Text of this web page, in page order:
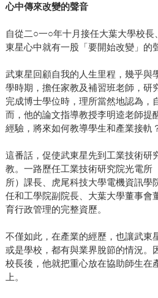
心中傳來改變的聲音
自從二○一○年十月接任大葉大學校
東星心中就有一股「要開始改變」的
武東星回顧自我的人生里程，幾乎與
學時期，擔任家教及補習班老師，研
完成博士學位時，理所當然地認為，
而，他的論文指導教授李明逵老師提
經驗，將來如何教導學生和產業接軌
這番話，促使武東星先到工業技術研
教。一路歷任工業技術研究院光電所
所）課長、虎尾科技大學電機資訊學
任和工學院副院長、大葉大學董事會
育行政管理的完整資歷。
不僅如此，在產業的經歷，也讓武東
或是學校，都有與業界脫節的情況。
校長後，他就把重心放在協助師生在
上。